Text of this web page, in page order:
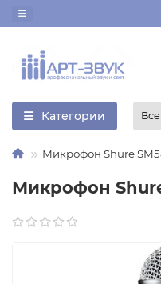
Категории
Микрофон Shure
Микрофон